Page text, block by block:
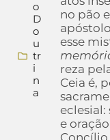
o
D
o
u
tr
i
n
a
no pão
esse
reza
Ceia é,
eclesial:
e